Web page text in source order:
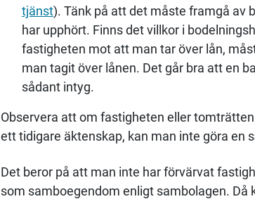
tjänst). Tänk på att det måste framgå av
har upphört. Finns det villkor i
fastigheten mot att man tar över lån,
man tagit över lånen. Det går bra att en
sådant intyg.
Observera att om fastigheten eller
ett tidigare äktenskap, kan man inte göra en
Det beror på att man inte har förvärvat
som samboegendom enligt sambolagen.